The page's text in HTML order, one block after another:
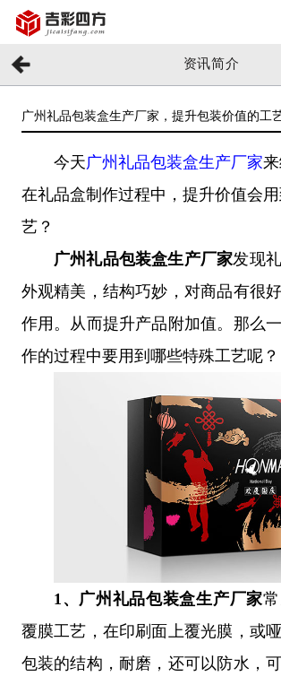
资讯简介
广州礼品包装盒生产厂家，提升包装价值的工
今天广州礼品包装盒生产厂家
在礼品盒制作过程中，提升价值会
艺？
广州礼品包装盒生产厂家发现
外观精美，结构巧妙，对商品有很
作用。从而提升产品附加值。那么
作的过程中要用到哪些特殊工艺呢？
1、 广州礼品包装盒生产厂家
覆膜工艺，在印刷面上覆光膜，或
包装的结构，耐磨，还可以防水，